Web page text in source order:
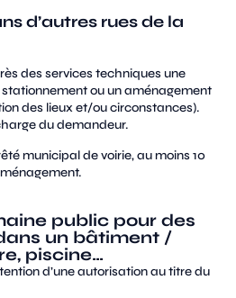
d’autres rues de la
des services techniques une
ou un aménagement
des lieux et/ou circonstances).
du demandeur.
municipal de voirie, au moins 10
public pour des
un bâtiment /
piscine…
d’une autorisation au titre du